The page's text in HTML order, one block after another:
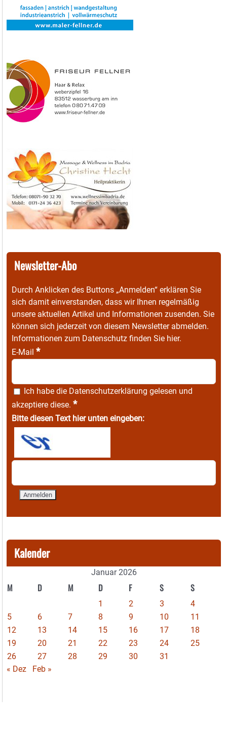
Newsletter-Abo
Durch Anklicken des Buttons „Anmelden“ erklären Sie
sich damit einverstanden, dass wir Ihnen regelmäßig
unsere aktuellen Artikel und Informationen zusenden. Sie
können sich jederzeit von diesem Newsletter abmelden.
Informationen zum Datenschutz finden Sie hier.
E-Mail *
Ich habe die Datenschutzerklärung gelesen und
akzeptiere diese. *
Bitte diesen Text hier unten eingeben:
Kalender
Januar 2026
M D M D F S S
1 2 3
4
5
6 7 8 9 10
11
12
13 14 15 16 17
18
19
20 21 22 23 24
25
26
27 28 29 30
31
« Dez
Feb »